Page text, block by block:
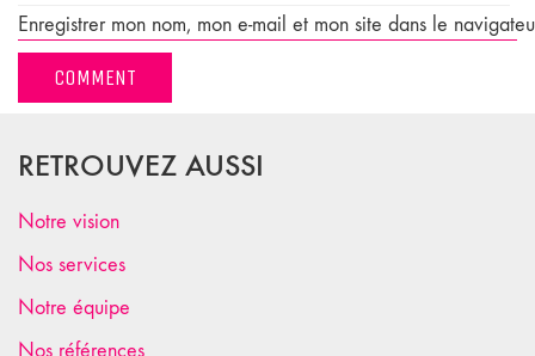
Enregistrer mon nom, mon e-mail et mon site dans le
RETROUVEZ AUSSI
Notre vision
Nos services
Notre équipe
Nos références